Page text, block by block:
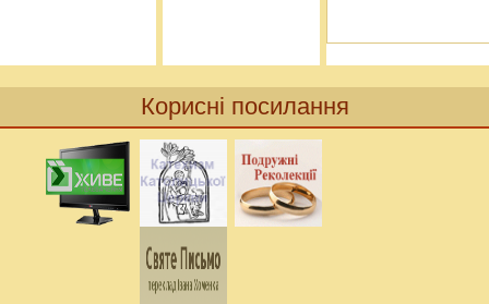
Корисні посилання